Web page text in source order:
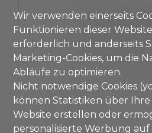
6929
CHF 2'800.-/
~ 220 m²
Wir verwenden einerseits
Funktionieren dieser
erforderlich und anderseits
Marketing-Cookies, um die
Abläufe zu optimieren.
Nicht notwendige Cookies
können Statistiken über
Website erstellen oder
personalisierte Werbung auf